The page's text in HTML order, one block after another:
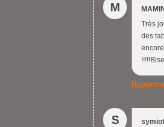
M
Très
des
Répondre
S